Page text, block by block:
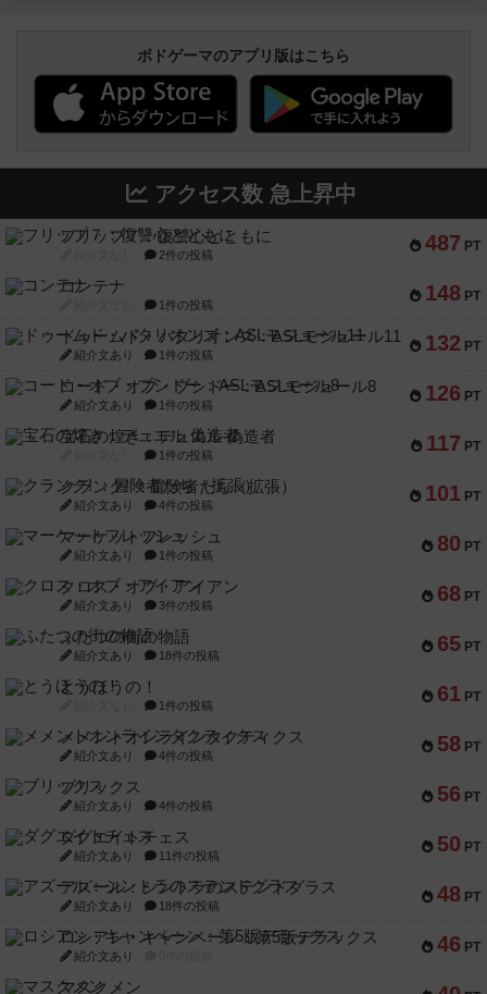
ボドゲーマのアプリ版はこちら
アクセス数 急上昇中
487 PT
フリップ７：復讐心とともに
2件の投稿
148 PT
コンテナ
1件の投稿
132 PT
ドゥームド・バタリオンズ：ASLモジュール11
紹介文あり 1件の投稿
126 PT
コード・オブ・ブシドー：ASLモジュール8
紹介文あり 1件の投稿
117 PT
宝石の煌き：デュエル 偽造者
1件の投稿
101 PT
クランク! ：冒険者たち（拡張）
紹介文あり 4件の投稿
80 PT
マーケットフレッシュ
紹介文あり 1件の投稿
68 PT
クロス・オブ・アイアン
紹介文あり 3件の投稿
65 PT
ふたつの街の物語
紹介文あり 18件の投稿
61 PT
とうほうの！
1件の投稿
58 PT
メメントオンラインタクティクス
紹介文あり 4件の投稿
56 PT
ブリックス
紹介文あり 4件の投稿
50 PT
ダグエイトチェス
紹介文あり 11件の投稿
48 PT
アズール：シントラのステンドグラス
紹介文あり 18件の投稿
46 PT
ロシアン・キャンペーン：第5版デラックス
紹介文あり
マスクメン